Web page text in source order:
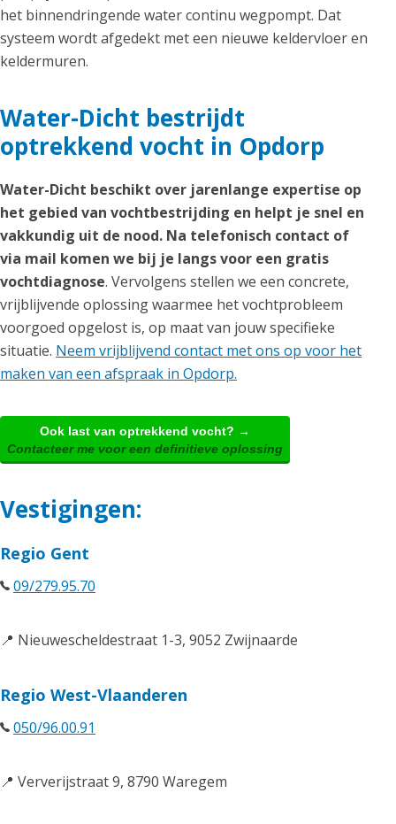
het binnendringende water continu wegpompt. Dat
systeem wordt afgedekt met een nieuwe keldervloer en
keldermuren.
Water-Dicht bestrijdt
optrekkend vocht in Opdorp
Water-Dicht beschikt over jarenlange expertise op
het gebied van vochtbestrijding en helpt je snel en
vakkundig uit de nood. Na telefonisch contact of
via mail komen we bij je langs voor een gratis
vochtdiagnose. Vervolgens stellen we een concrete,
vrijblijvende oplossing waarmee het vochtprobleem
voorgoed opgelost is, op maat van jouw specifieke
situatie. Neem vrijblijvend contact met ons op voor het
maken van een afspraak in Opdorp.
Ook last van optrekkend vocht? →
Contacteer me voor een definitieve oplossing
Vestigingen:
Regio Gent
09/279.95.70
📍 Nieuwescheldestraat 1-3, 9052 Zwijnaarde
Regio West-Vlaanderen
050/96.00.91
📍 Ververijstraat 9, 8790 Waregem